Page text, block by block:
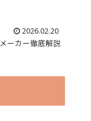
2026.02.20
ーカー徹底解説